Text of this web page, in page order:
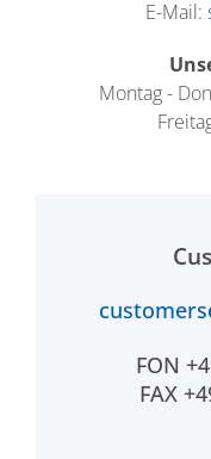
E-Mail:
Montag -
FON
FAX